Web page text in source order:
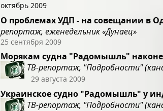
октябрь 2009
О проблемах УДП - на совещании в
репортаж, еженедельник «Дунаец»
25 сентября 2009
Морякам судна "Радомышль"
ТВ-репортаж, "Подробности"
29 августа 2009
Украинское судно "Радомышль" у
ТВ-репортаж, "Подробности"